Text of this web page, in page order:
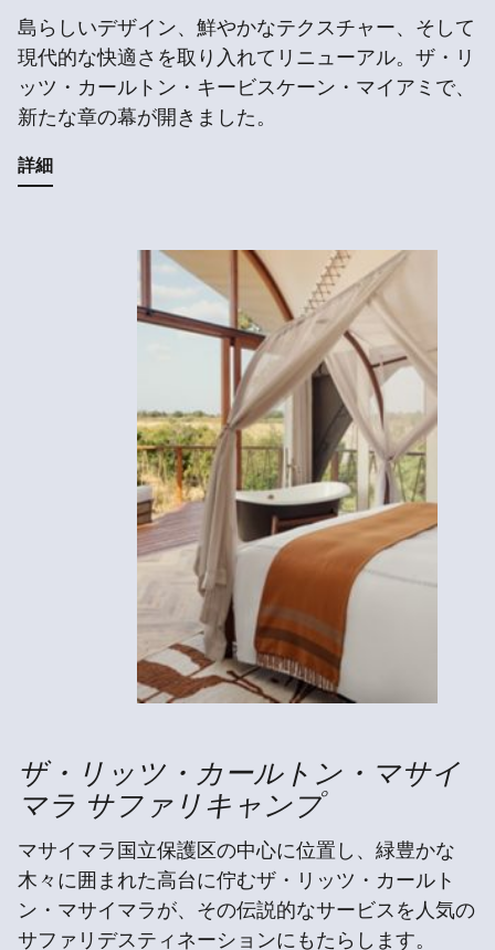
島らしいデザイン、鮮やかなテクスチャー、そして
現代的な快適さを取り入れてリニューアル。ザ・リ
ッツ・カールトン・キービスケーン・マイアミで、
新たな章の幕が開きました。
詳細
ザ・リッツ・カールトン・マサイ
マラ サファリキャンプ
マサイマラ国立保護区の中心に位置し、緑豊かな
木々に囲まれた高台に佇むザ・リッツ・カールト
ン・マサイマラが、その伝説的なサービスを人気の
サファリデスティネーションにもたらします。